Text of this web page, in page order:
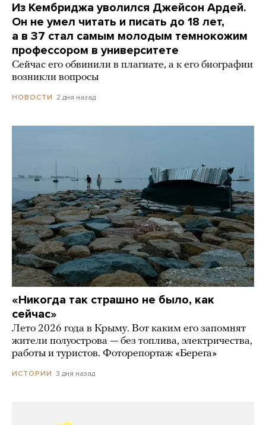
Из Кембриджа уволился Джейсон Ардей.
Он не умел читать и писать до 18 лет,
а в 37 стал самым молодым темнокожим
профессором в университете
Сейчас его обвинили в плагиате, а к его биографии
возникли вопросы
НОВОСТИ 2 дня назад
«Никогда так страшно не было, как
сейчас»
Лето 2026 года в Крыму. Вот каким его запомнят
жители полуострова — без топлива, электричества,
работы и туристов. Фоторепортаж «Берега»
ИСТОРИИ 3 дня назад